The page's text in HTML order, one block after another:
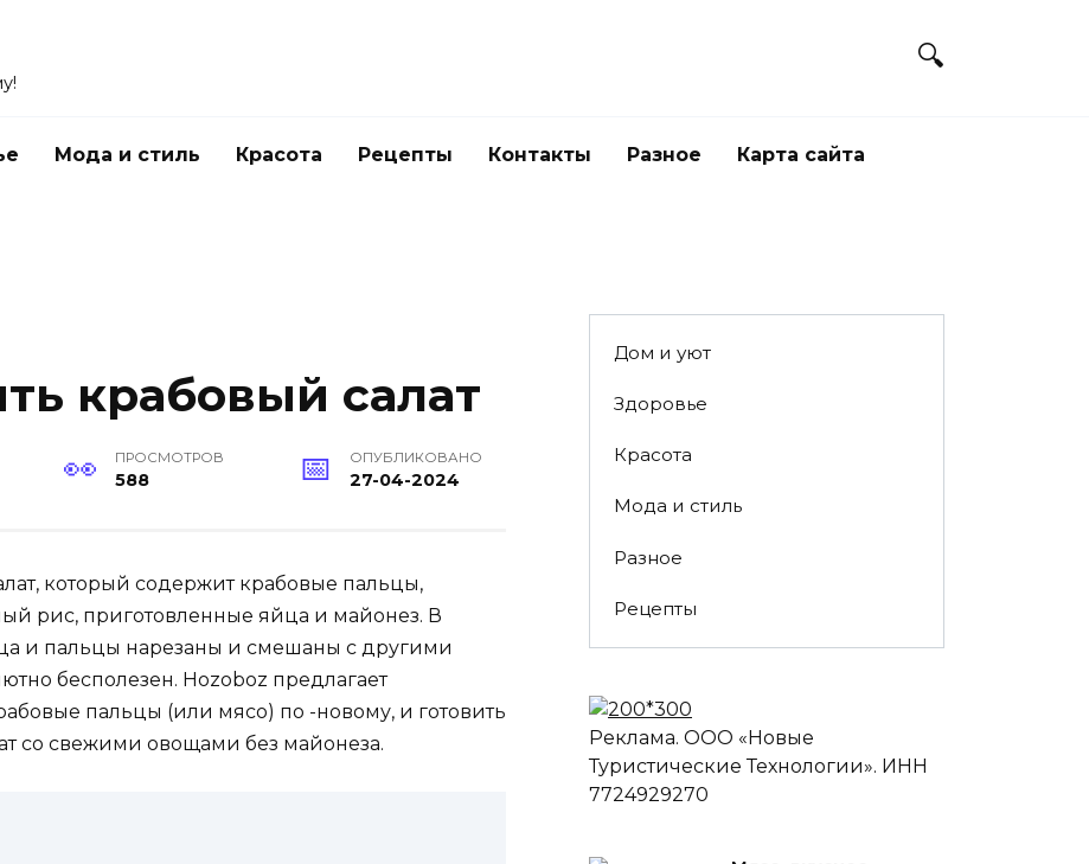
Мода и стиль Красота Рецепты Контакты Разное Карта сайта
крабовый салат
ПРОСМОТРОВ
588
ОПУБЛИКОВАНО
27-04-2024
который содержит крабовые пальцы,
рис, приготовленные яйца и майонез. В
и пальцы нарезаны и смешаны с другими
бесполезен. Hozoboz предлагает
пальцы (или мясо) по -новому, и готовить
со свежими овощами без майонеза.
Дом и уют
Здоровье
Красота
Мода и стиль
Разное
Рецепты
Реклама. ООО «Новые
Туристические Технологии». ИНН
7724929270